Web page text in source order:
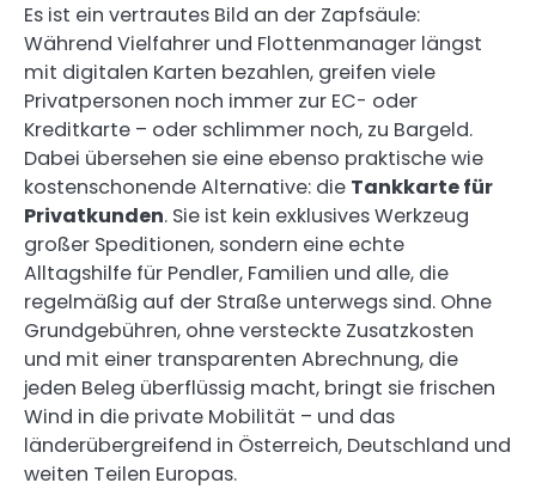
Es ist ein vertrautes Bild an der Zapfsäule:
Während Vielfahrer und Flottenmanager längst
mit digitalen Karten bezahlen, greifen viele
Privatpersonen noch immer zur EC- oder
Kreditkarte – oder schlimmer noch, zu Bargeld.
Dabei übersehen sie eine ebenso praktische wie
kostenschonende Alternative: die Tankkarte für
Privatkunden. Sie ist kein exklusives Werkzeug
großer Speditionen, sondern eine echte
Alltagshilfe für Pendler, Familien und alle, die
regelmäßig auf der Straße unterwegs sind. Ohne
Grundgebühren, ohne versteckte Zusatzkosten
und mit einer transparenten Abrechnung, die
jeden Beleg überflüssig macht, bringt sie frischen
Wind in die private Mobilität – und das
länderübergreifend in Österreich, Deutschland und
weiten Teilen Europas.